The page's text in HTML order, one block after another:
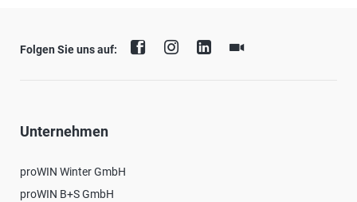
Folgen Sie uns auf:
Unternehmen
proWIN Winter GmbH
proWIN B+S GmbH